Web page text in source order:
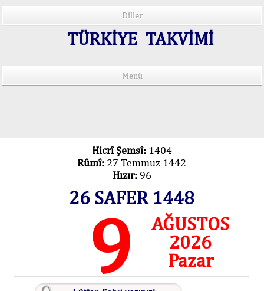
Diller
TÜRKİYE TAKVİMİ
Menü
Hicrî Şemsî: 1404
Rûmî: 27 Temmuz 1442
Hızır: 96
26 SAFER 1448
9
AĞUSTOS
2026
Pazar